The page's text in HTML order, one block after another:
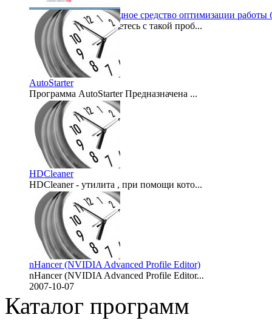
Battery optimizer – мощное средство оптимизации работы
Часто ли вы сталкиваетесь с такой проб...
2011-06-17
AutoStarter
Программа AutoStarter Предназначена ...
2010-03-21
HDCleaner
HDCleaner - утилита , при помощи кото...
2007-10-16
nHancer (NVIDIA Advanced Profile Editor)
nHancer (NVIDIA Advanced Profile Editor...
2007-10-07
Каталог программ